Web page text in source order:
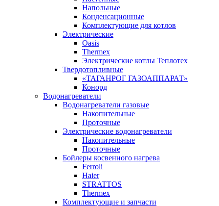
Напольные
Конденсационные
Комплектующие для котлов
Электрические
Oasis
Thermex
Электрические котлы Теплотех
Твердотопливные
«ТАГАНРОГ ГАЗОАППАРАТ»
Конорд
Водонагреватели
Водонагреватели газовые
Накопительные
Проточные
Электрические водонагреватели
Накопительные
Проточные
Бойлеры косвенного нагрева
Ferroli
Haier
STRATTOS
Thermex
Комплектующие и запчасти